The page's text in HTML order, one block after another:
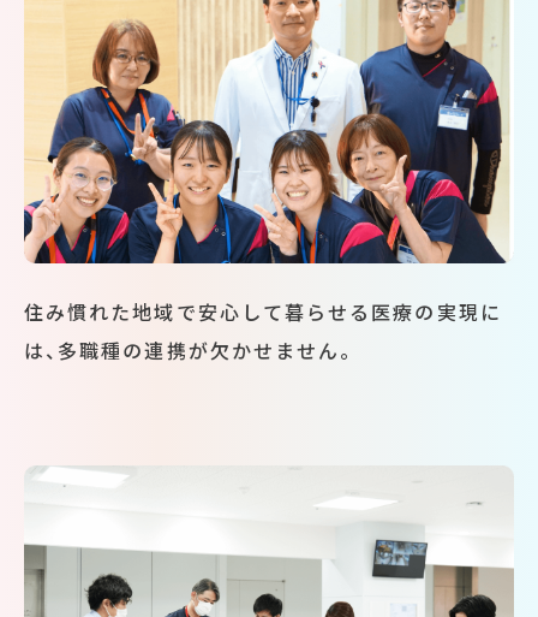
住み慣れた地域で安心して暮らせる医療の実現に
は、多職種の連携が欠かせません。